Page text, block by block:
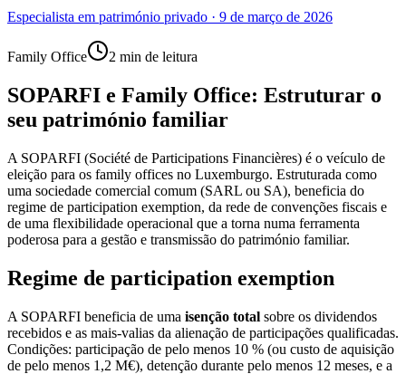
Especialista em património privado · 9 de março de 2026
Family Office 2 min de leitura
SOPARFI e Family Office: Estruturar o
seu património familiar
A SOPARFI (Société de Participations Financières) é o veículo de
eleição para os family offices no Luxemburgo. Estruturada como
uma sociedade comercial comum (SARL ou SA), beneficia do
regime de participation exemption, da rede de convenções fiscais e
de uma flexibilidade operacional que a torna numa ferramenta
poderosa para a gestão e transmissão do património familiar.
Regime de participation exemption
A SOPARFI beneficia de uma isenção total sobre os dividendos
recebidos e as mais-valias da alienação de participações qualificadas.
Condições: participação de pelo menos 10 % (ou custo de aquisição
de pelo menos 1,2 M€), detenção durante pelo menos 12 meses, e a